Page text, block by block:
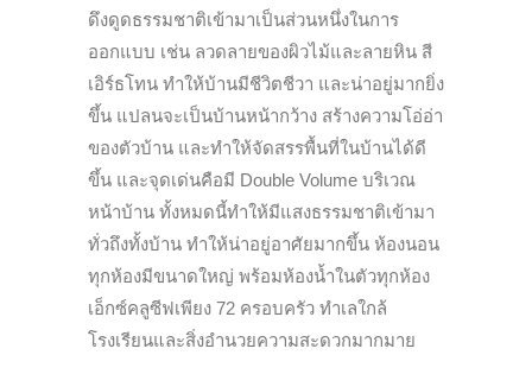
ดึงดูดธรรมชาติเข้ามาเป็นส่วนหนึ่งในการ
ออกแบบ เช่น ลวดลายของผิวไม้และลายหิน สี
เอิร์ธโทน ทำให้บ้านมีชีวิตชีวา และน่าอยู่มากยิ่ง
ขึ้น แปลนจะเป็นบ้านหน้ากว้าง สร้างความโอ่อ่า
ของตัวบ้าน และทำให้จัดสรรพื้นที่ในบ้านได้ดี
ขึ้น และจุดเด่นคือมี Double Volume บริเวณ
หน้าบ้าน ทั้งหมดนี้ทำให้มีแสงธรรมชาติเข้ามา
ทั่วถึงทั้งบ้าน ทำให้น่าอยู่อาศัยมากขึ้น ห้องนอน
ทุกห้องมีขนาดใหญ่ พร้อมห้องน้ำในตัวทุกห้อง
เอ็กซ์คลูซีฟเพียง 72 ครอบครัว ทำเลใกล้
โรงเรียนและสิ่งอำนวยความสะดวกมากมาย